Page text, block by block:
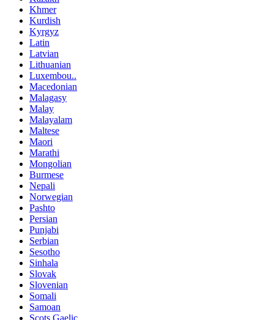
Khmer
Kurdish
Kyrgyz
Latin
Latvian
Lithuanian
Luxembou..
Macedonian
Malagasy
Malay
Malayalam
Maltese
Maori
Marathi
Mongolian
Burmese
Nepali
Norwegian
Pashto
Persian
Punjabi
Serbian
Sesotho
Sinhala
Slovak
Slovenian
Somali
Samoan